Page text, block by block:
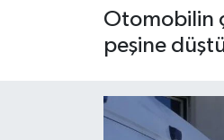
Otomobilin
peşine
Gündem